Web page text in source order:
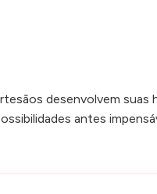
desenvolvem suas
antes